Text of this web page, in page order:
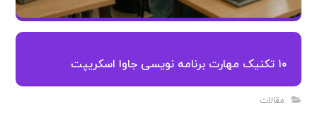
۱۰ تکنیک مهارت برنامه نویسی جاوا اسکریپت
مقالات